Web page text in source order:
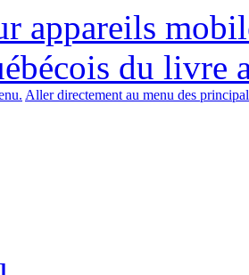
appareils
du livre
Aller directement au menu des